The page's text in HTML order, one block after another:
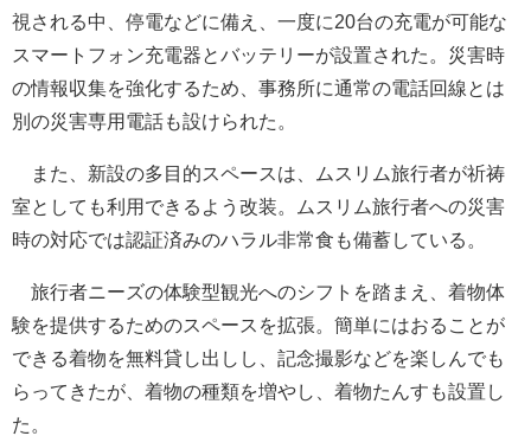
視される中、停電などに備え、一度に20台の充電が可能な
スマートフォン充電器とバッテリーが設置された。災害時
の情報収集を強化するため、事務所に通常の電話回線とは
別の災害専用電話も設けられた。
また、新設の多目的スペースは、ムスリム旅行者が祈祷
室としても利用できるよう改装。ムスリム旅行者への災害
時の対応では認証済みのハラル非常食も備蓄している。
旅行者ニーズの体験型観光へのシフトを踏まえ、着物体
験を提供するためのスペースを拡張。簡単にはおることが
できる着物を無料貸し出しし、記念撮影などを楽しんでも
らってきたが、着物の種類を増やし、着物たんすも設置し
た。